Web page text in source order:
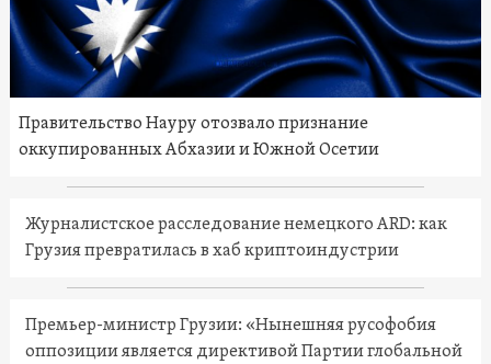
Правительство Науру отозвало признание
оккупированных Абхазии и Южной Осетии
Журналистское расследование немецкого ARD: как
Грузия превратилась в хаб криптоиндустрии
Премьер-министр Грузии: «Нынешняя русофобия
оппозиции является директивой Партии глобальной